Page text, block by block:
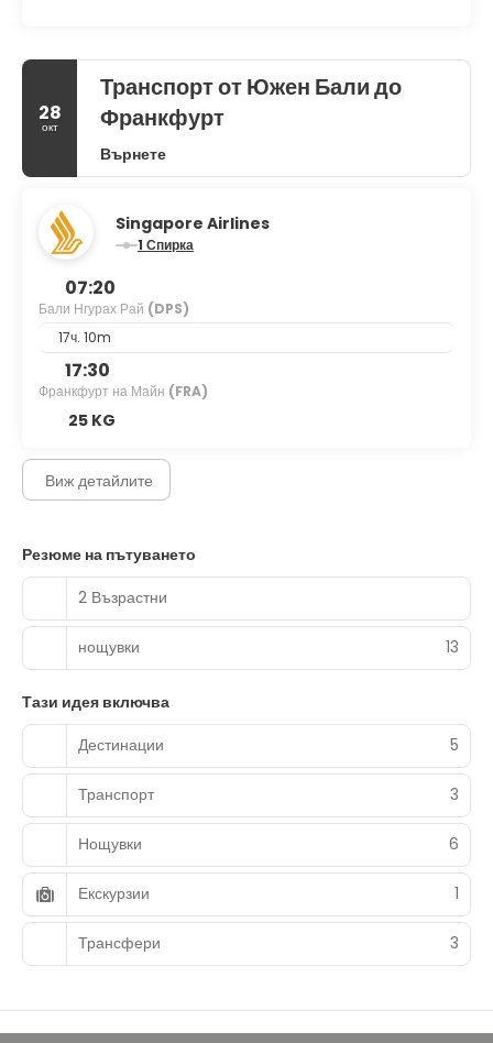
28
окт
Транспорт от Южен Бали до
Франкфурт
Върнете
Singapore Airlines
1 Спирка
07:20
Бали Нгурах Рай (DPS)
17ч. 10m
17:30
Франкфурт на Майн (FRA)
25 KG
Виж детайлите
Резюме на пътуването
2 Възрастни
нощувки 13
Тази идея включва
Дестинации
5
Транспорт 3
Нощувки 6
Екскурзии 1
Трансфери 3